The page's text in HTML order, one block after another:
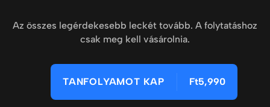
Az összes legérdekesebb leckét tovább. A folytatáshoz
csak meg kell vásárolnia.
TANFOLYAMOT KAP Ft5,990